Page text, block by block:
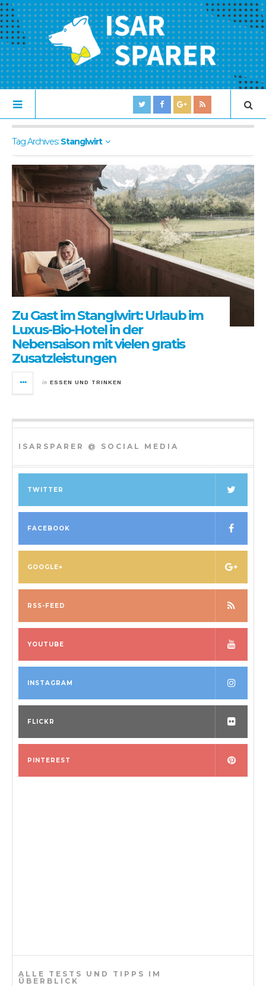
Tag Archives: Stanglwirt
Zu Gast im Stanglwirt: Urlaub im
Luxus-Bio-Hotel in der
Nebensaison mit vielen gratis
Zusatzleistungen
in ESSEN UND TRINKEN
ISARSPARER @ SOCIAL MEDIA
TWITTER
FACEBOOK
GOOGLE+
RSS-FEED
YOUTUBE
INSTAGRAM
FLICKR
PINTEREST
ALLE TESTS UND TIPPS IM
ÜBERBLICK